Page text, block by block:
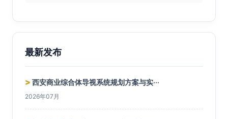
最新发布
> 西安商业综合体导视系统规划方案与实···
2026年07月